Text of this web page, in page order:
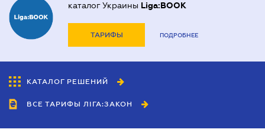
каталог Украины Liga:BOOK
ТАРИФЫ ПОДРОБНЕЕ
КАТАЛОГ РЕШЕНИЙ
ВСЕ ТАРИФЫ ЛІГА:ЗАКОН